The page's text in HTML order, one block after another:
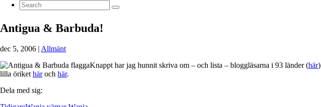
Antigua & Barbuda!
dec 5, 2006 | Allmänt
Knappt har jag hunnit skriva om – och lista – bloggläsarna i 93 länder (här
lilla öriket häroch här.
Dela med sig: